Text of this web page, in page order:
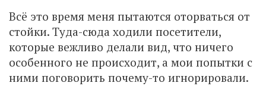
Всё это время меня пытаются оторваться от
стойки. Туда-сюда ходили посетители,
которые вежливо делали вид, что ничего
особенного не происходит, а мои попытки с
ними поговорить почему-то игнорировали.